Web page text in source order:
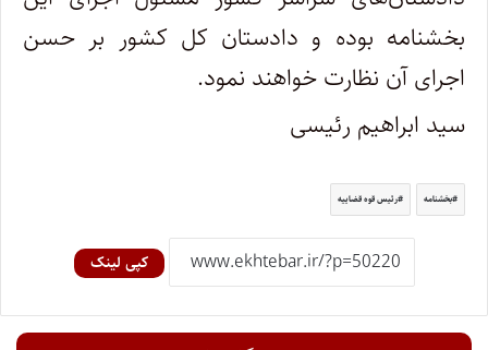
بخشنامه بوده و دادستان کل کشور بر حسن
اجرای آن نظارت خواهند نمود.
سید ابراهیم رئیسی
بخشنامه رئیس قوه قضاییه
کپی لینک